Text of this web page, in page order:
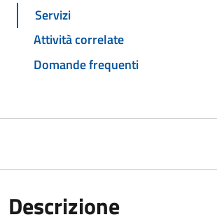
Servizi
Attività correlate
Domande frequenti
Descrizione